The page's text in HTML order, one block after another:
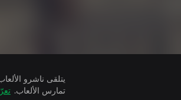
تمارس الألعاب.